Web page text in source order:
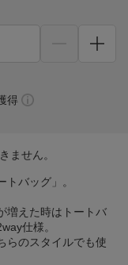
得
ません。
バッグ」。
増えた時はトートバ
仕様。
らのスタイルでも使